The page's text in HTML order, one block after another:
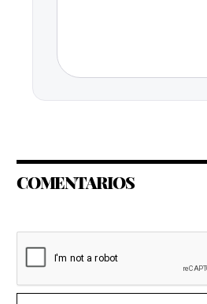
COMENTARIOS